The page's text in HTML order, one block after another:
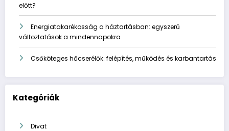
előtt?
Energiatakarékosság a háztartásban: egyszerű
változtatások a mindennapokra
Csőköteges hőcserélők: felépítés, működés és karbantartás
Kategóriák
Divat